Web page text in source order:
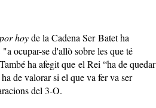
porhoyde la Cadena Ser Batet ha
ocupar-se d'allò sobre les que té
ha afegit que el Rei “ha de quedar
de valorar si el que va fer va ser
del 3-O.